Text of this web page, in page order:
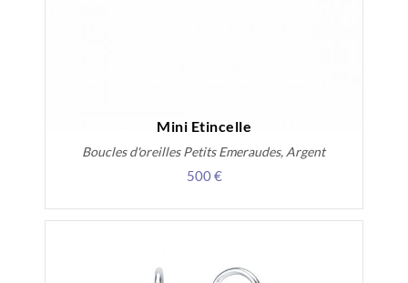
Mini Etincelle
Boucles d'oreilles Petits Emeraudes, Argent
500 €